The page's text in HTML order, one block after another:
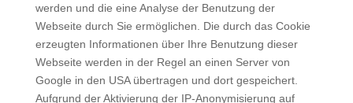
werden und die eine Analyse der Benutzung der
Webseite durch Sie ermöglichen. Die durch das Cookie
erzeugten Informationen über Ihre Benutzung dieser
Webseite werden in der Regel an einen Server von
Google in den USA übertragen und dort gespeichert.
Aufgrund der Aktivierung der IP-Anonymisierung auf